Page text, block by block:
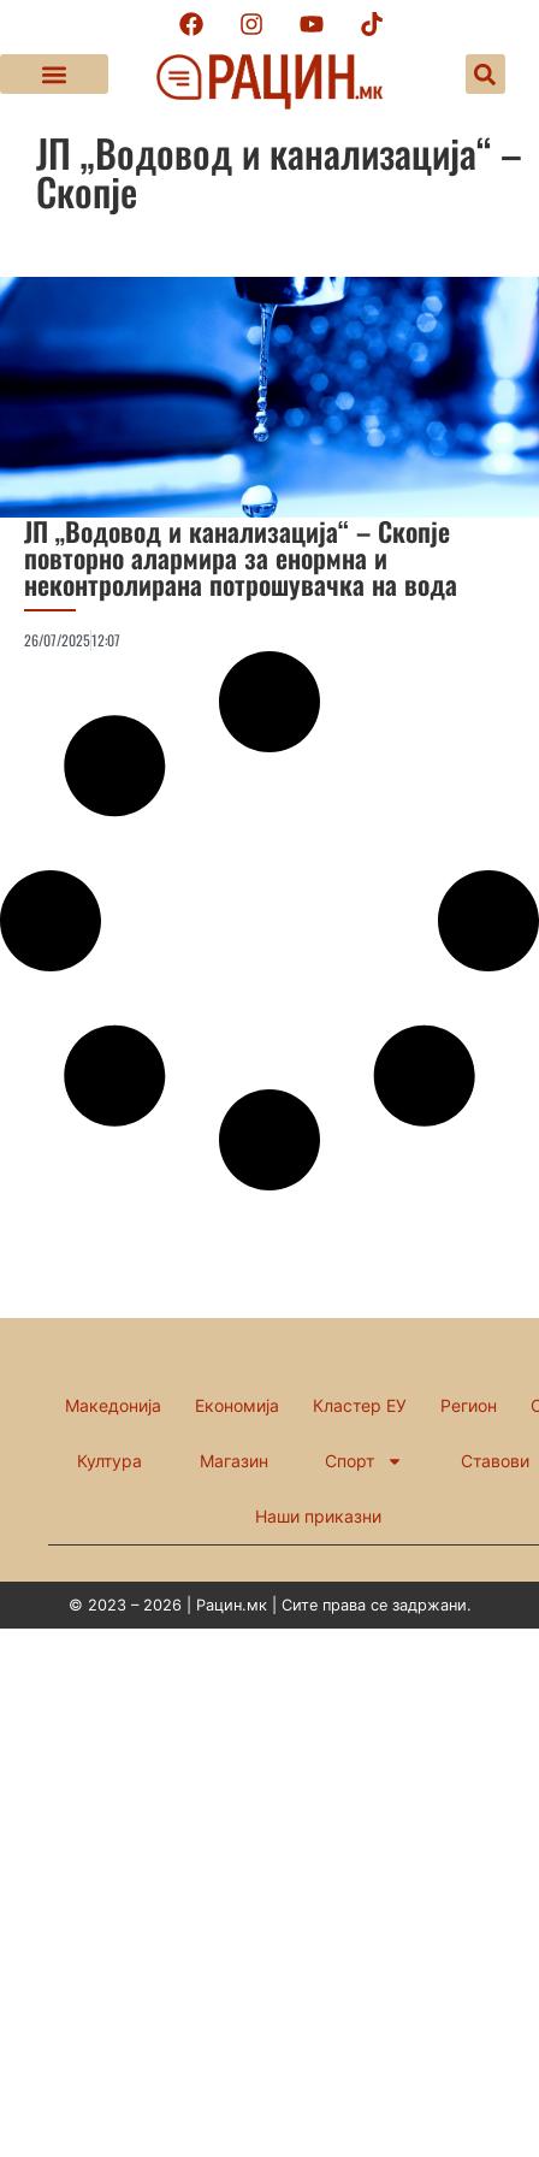
ЈП „Водовод и канализација“ –
Скопје
ЈП „Водовод и канализација“ – Скопје
повторно алармира за енормна и
неконтролирана потрошувачка на вода
26/07/202512:07
Македонија Економија Кластер ЕУ Регион
Култура Магазин Спорт Ставови
Наши приказни
© 2023 – 2026 | Рацин.мк | Сите права се задржани.